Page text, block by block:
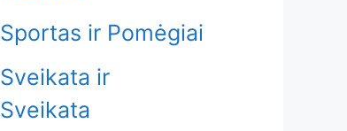
Sportas ir Pomėgiai
Sveikata ir
Sveikata